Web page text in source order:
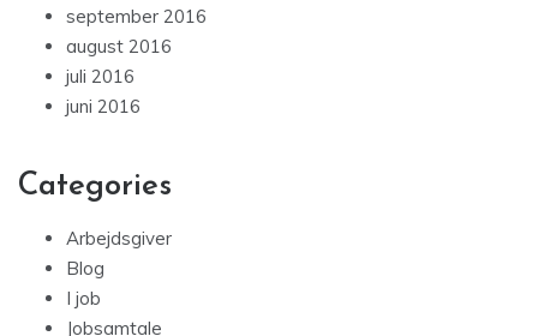
september 2016
august 2016
juli 2016
juni 2016
Categories
Arbejdsgiver
Blog
I job
Jobsamtale